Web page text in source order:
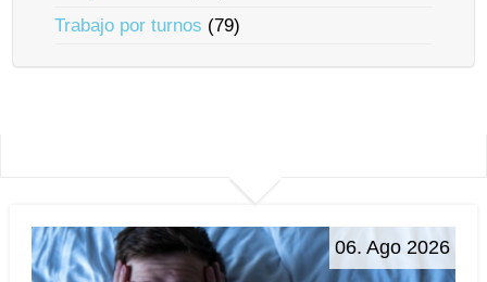
Trabajo por turnos (79)
06. Ago 2026